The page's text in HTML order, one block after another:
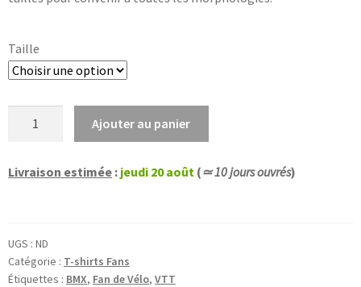
Taille
shirt
manches
courtes
Ajouter au panier
Livraison estimée : jeudi 20 août (≃ 10 jours ouvrés)
UGS : ND
Catégorie : T-shirts Fans
Étiquettes : BMX, Fan de Vélo, VTT